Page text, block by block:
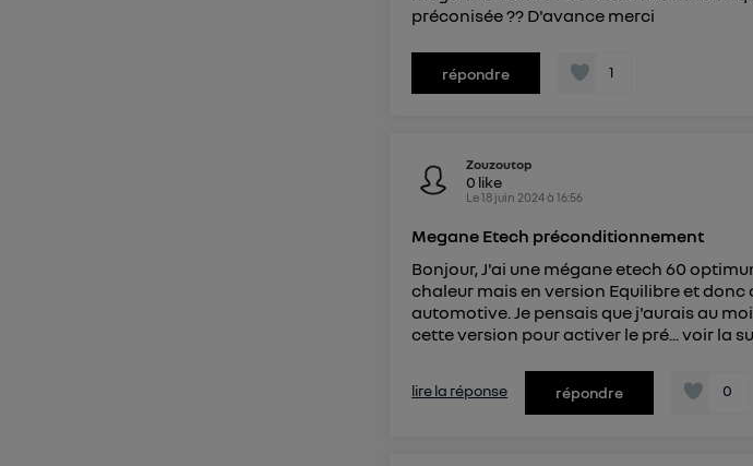
préconisée ?? D'avance merci
répondre 1
Zouzoutop
0 like
Le18 juin 2024à16:56
Megane Etech préconditionnement
Bonjour, J'ai une mégane etech 60
chaleur mais en version Equilibre et
automotive. Je pensais que j'aurais au
cette version pour activer le pré...voir la
lire la réponse répondre 0